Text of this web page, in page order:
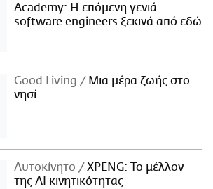
Academy: Η επόμενη γενιά
software engineers ξεκινά από εδώ
Good Living
Μια μέρα ζωής στο
νησί
Αυτοκίνητο
XPENG: Το μέλλον
της AI κινητικότητας